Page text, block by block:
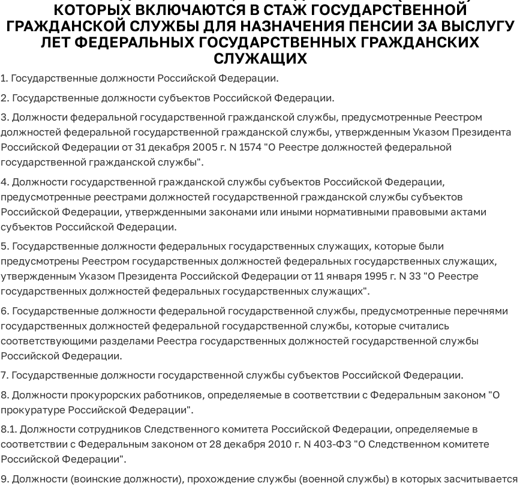
КОТОРЫХ ВКЛЮЧАЮТСЯ В СТАЖ ГОСУДАРСТВЕННОЙ
ГРАЖДАНСКОЙ СЛУЖБЫ ДЛЯ НАЗНАЧЕНИЯ ПЕНСИИ ЗА ВЫСЛУГУ
ЛЕТ ФЕДЕРАЛЬНЫХ ГОСУДАРСТВЕННЫХ ГРАЖДАНСКИХ
СЛУЖАЩИХ
1. Государственные должности Российской Федерации.
2. Государственные должности субъектов Российской Федерации.
3. Должности федеральной государственной гражданской службы, предусмотренные Реестром
должностей федеральной государственной гражданской службы, утвержденным Указом Президента
Российской Федерации от 31 декабря 2005 г. N 1574 "О Реестре должностей федеральной
государственной гражданской службы".
4. Должности государственной гражданской службы субъектов Российской Федерации,
предусмотренные реестрами должностей государственной гражданской службы субъектов
Российской Федерации, утвержденными законами или иными нормативными правовыми актами
субъектов Российской Федерации.
5. Государственные должности федеральных государственных служащих, которые были
предусмотрены Реестром государственных должностей федеральных государственных служащих,
утвержденным Указом Президента Российской Федерации от 11 января 1995 г. N 33 "О Реестре
государственных должностей федеральных государственных служащих".
6. Государственные должности федеральной государственной службы, предусмотренные перечнями
государственных должностей федеральной государственной службы, которые считались
соответствующими разделами Реестра государственных должностей государственной службы
Российской Федерации.
7. Государственные должности государственной службы субъектов Российской Федерации.
8. Должности прокурорских работников, определяемые в соответствии с Федеральным законом "О
прокуратуре Российской Федерации".
8.1. Должности сотрудников Следственного комитета Российской Федерации, определяемые в
соответствии с Федеральным законом от 28 декабря 2010 г. N 403-ФЗ "О Следственном комитете
Российской Федерации".
9. Должности (воинские должности), прохождение службы (военной службы) в которых засчитывается